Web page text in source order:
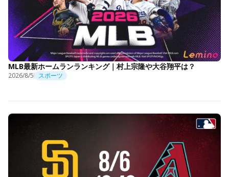
MLB最新ホームランランキング｜村上宗隆や大谷翔平は？
2026/8/5 スポーツ